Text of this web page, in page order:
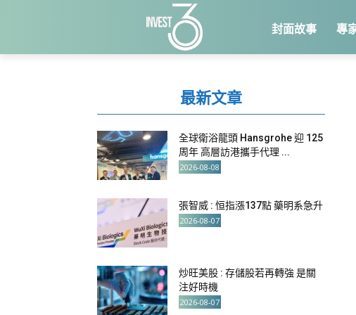
封面故事 專
最新文章
全球衛浴龍頭 Hansgrohe 迎 125
周年 高層訪港攜手代理 ...
2026-08-08
張智威 : 恒指漲137點 藥明系急升
2026-08-07
炒旺美股 : 存儲股若再轉強 是關
注好時機
2026-08-07